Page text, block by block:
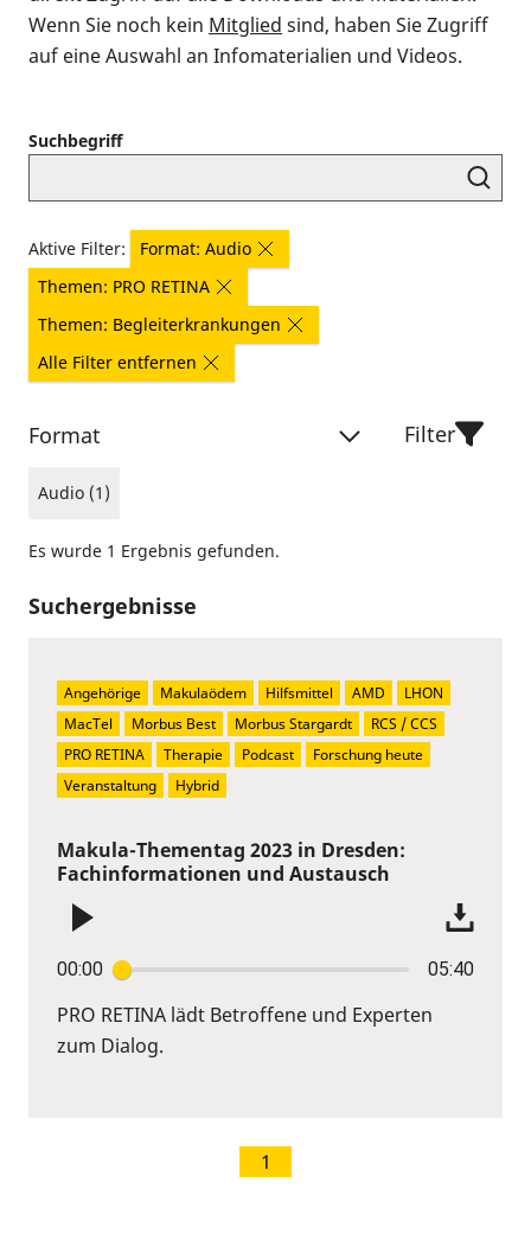
Wenn Sie noch kein Mitglied sind, haben Sie Zugriff
auf eine Auswahl an Infomaterialien und Videos.
Suchbegriff
Aktive Filter:
Format: Audio
Themen: PRO RETINA
Themen: Begleiterkrankungen
Alle Filter entfernen
Format
Audio (1)
Filter
Es wurde 1 Ergebnis gefunden.
Suchergebnisse
Makula-Thementag 2023 in Dresden:
Fachinformationen und Austausch
00:00 05:40
PRO RETINA lädt Betroffene und Experten
zum Dialog.
Angehörige Makulaödem Hilfsmittel AMD
LHON
MacTel
Morbus Best Morbus Stargardt
RCS / CCS
PRO RETINA
Therapie Podcast
Forschung heute
Veranstaltung
Hybrid
1